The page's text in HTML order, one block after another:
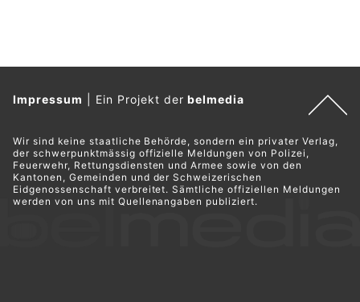
Impressum Ein Projekt derbelmedia
Wir sind keine staatliche Behörde, sondern ein privater Verlag,
der schwerpunktmässig offizielle Meldungen von Polizei,
Feuerwehr, Rettungsdiensten und Armee sowie von den
Kantonen, Gemeinden und der Schweizerischen
Eidgenossenschaft verbreitet. Sämtliche offiziellen Meldungen
werden von uns mit Quellenangaben publiziert.